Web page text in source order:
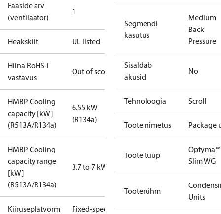
Faaside arv
(ventilaator)
1
Heakskiit UL listed
Hiina RoHS-i
vastavus
Out of scope
HMBP Cooling
capacity [kW]
(R513A/R134a)
6.55 kW
(R134a)
HMBP Cooling
capacity range
[kW]
(R513A/R134a)
3.7 to 7 kW
Kiiruseplatvorm Fixed-speed
Segmendi
kasutus
Medium
Back
Pressure
Sisaldab
akusid
No
Tehnoloogia Scroll
Toote nimetus Package
Toote tüüp
Optyma™
Slim WG
Tooterühm
Units